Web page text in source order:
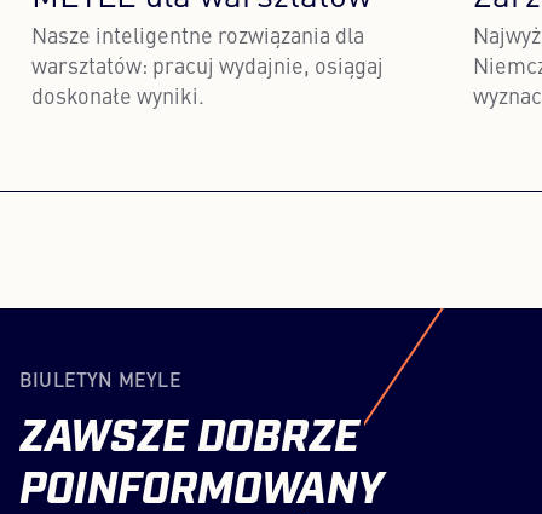
Nasze inteligentne rozwiązania dla
warsztatów: pracuj wydajnie, osiągaj
doskonałe wyniki.
BIULETYN MEYLE
ZAWSZE DOBRZE
POINFORMOWANY